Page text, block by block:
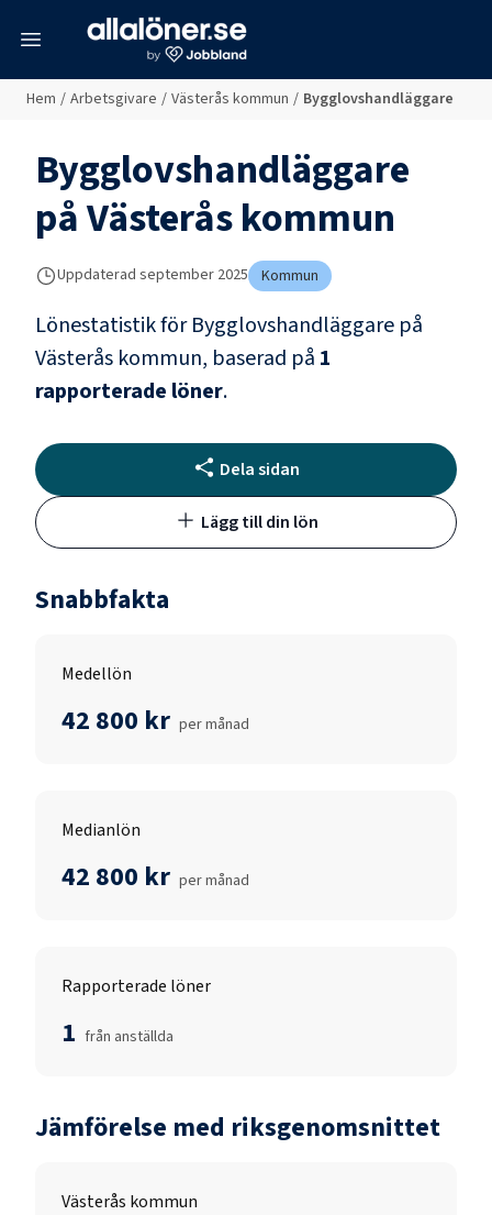
Hem / Arbetsgivare / Västerås kommun / Bygglovshandläggare
Bygglovshandläggare
påVästerås kommun
Uppdaterad september 2025 Kommun
Lönestatistik förBygglovshandläggare på
Västerås kommun, baserad på 1
rapporterade löner.
Dela sidan
Lägg till din lön
Snabbfakta
Medellön
42 800 kr per månad
Medianlön
42 800 kr per månad
Rapporterade löner
1 från anställda
Jämförelse med riksgenomsnittet
Västerås kommun